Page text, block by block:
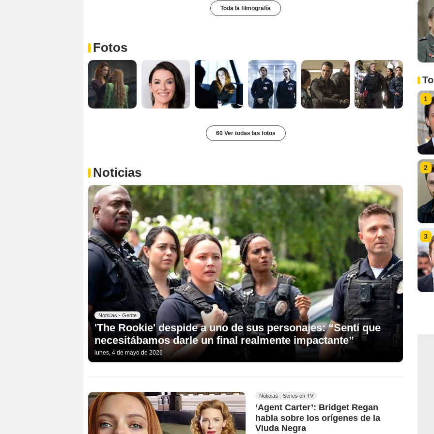
Toda la filmografía
Fotos
60 Ver todas las fotos
Noticias
Noticias - Gente
'The Rookie' despide a uno de sus personajes: “Sentí que
necesitábamos darle un final realmente impactante”
lunes, 4 de mayo de 2026
Noticias - Series en TV
‘Agent Carter’: Bridget Regan
habla sobre los orígenes de la
Viuda Negra
1
2
3